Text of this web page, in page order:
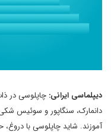
دیپلماسی ایرانی: چاپلوسی در
دانمارک، سنگاپور و سوئیس
آموزند. شاید چاپلوسی با